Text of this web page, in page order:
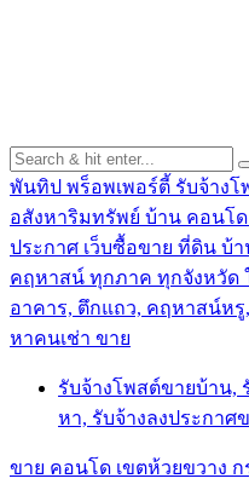
พันทิป พร็อพเพอร์ตี้ รับจ้างโ
อสังหาริมทรัพย์ บ้าน คอนโ
ประกาศ เว็บซื้อขาย ที่ดิน บ้
คฤหาสน์ ทุกภาค ทุกจังหวัด
อาคาร, ตึกแถว, คฤหาสน์ห
หาคนเช่า ขาย
รับจ้างโพสต์ขายบ้าน,
หา, รับจ้างลงประกาศ
ขาย คอนโด เขตห้วยขวาง ก